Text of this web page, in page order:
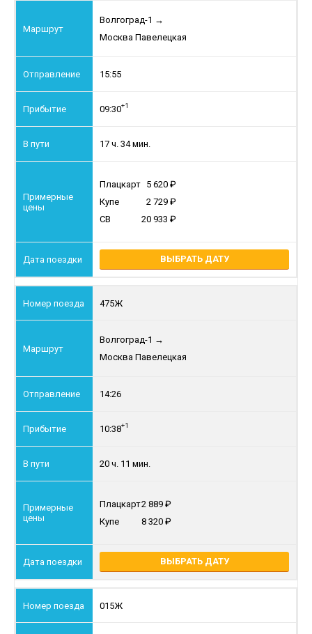
Волгоград-1 →
Москва Павелецкая
15:55
09:30+1
17 ч. 34 мин.
Плацкарт 5 620
Купе
2 729
СВ
20 933
ВЫБРАТЬ ДАТУ
475Ж
Волгоград-1 →
Москва Павелецкая
14:26
10:38+1
20 ч. 11 мин.
Плацкарт2 889
Купе
8 320
ВЫБРАТЬ ДАТУ
015Ж